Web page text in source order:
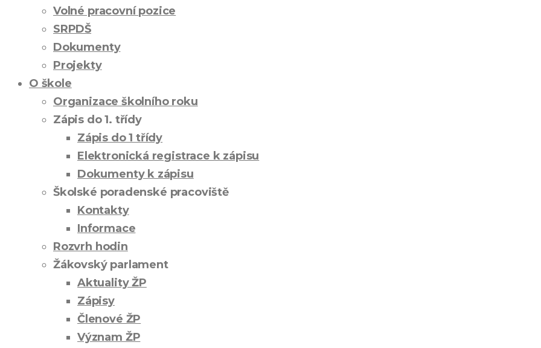
Volné pracovní pozice
SRPDŠ
Dokumenty
Projekty
O škole
Organizace školního roku
Zápis do 1. třídy
Zápis do 1 třídy
Elektronická registrace k zápisu
Dokumenty k zápisu
Školské poradenské pracoviště
Kontakty
Informace
Rozvrh hodin
Žákovský parlament
Aktuality ŽP
Zápisy
Členové ŽP
Význam ŽP